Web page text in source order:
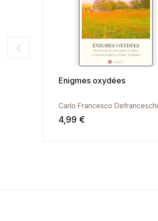
Enigmes oxydées
Carlo Francesco Defranceschi
4,99 €